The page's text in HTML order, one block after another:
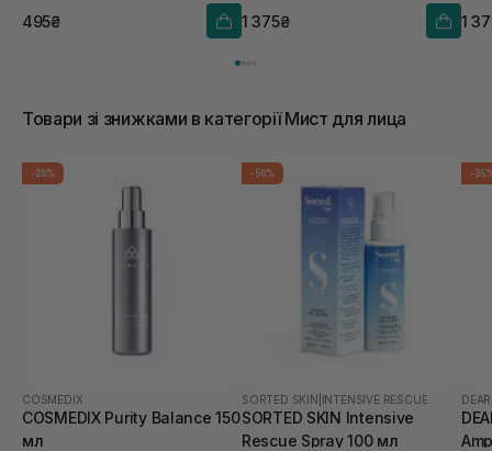
495₴ 1 375₴ 1
Товари зі знижками в категорії Мист для лица
-20%
COSMEDIX
COSMEDIX Purity Balance 150
мл
-50%
SORTED SKIN INTENSIVE RESCUE
SORTED SKIN Intensive
Rescue Spray 100 мл
-